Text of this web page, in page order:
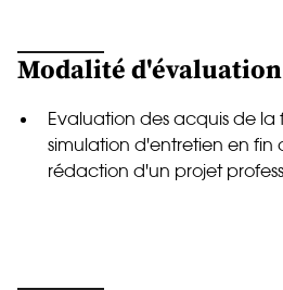
Modalité d'évaluation
Evaluation des acquis de
simulation d'entretien en fin
rédaction d'un projet